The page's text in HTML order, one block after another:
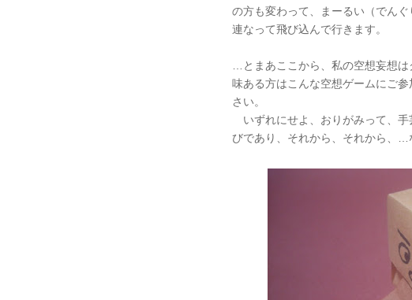
の方も変わって、まーるい（でん
連なって飛び込んで行きます。
…とまあここから、私の空想妄想
味ある方はこんな空想ゲームにご
さい。
いずれにせよ、おりがみって、手
びであり、それから、それから、…